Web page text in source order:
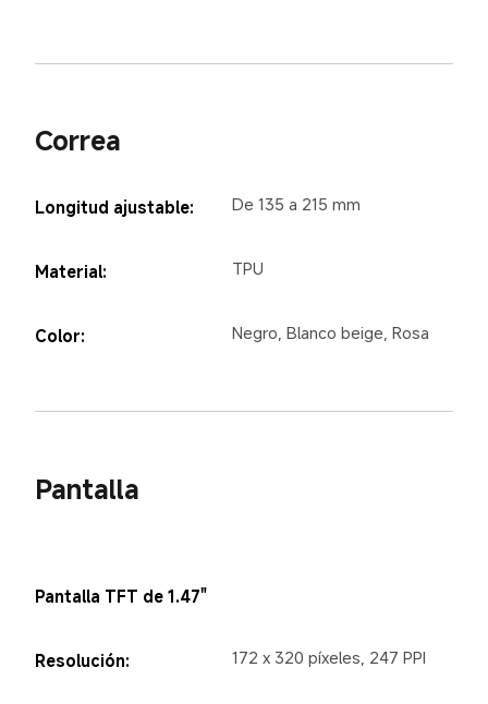
Correa
Longitud ajustable: De 135 a 215 mm
Material: TPU
Color: Negro, Blanco beige, Rosa
Pantalla
Pantalla TFT de 1.47"
Resolución: 172 x 320 píxeles, 247 PPI